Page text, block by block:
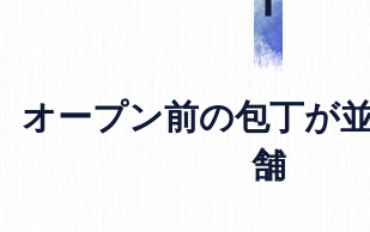
オープン前の包丁が
舗